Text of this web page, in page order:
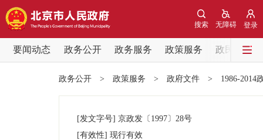
登录
无障碍
搜索
要闻动态 政务公开 政务服务 政策服务
政民互动
党中央精神
政务公开 > 政策服务 > 政府文件 > 1986-2014
[发文字号] 京政发 〔1997〕 28号
[有效性] 现行有效